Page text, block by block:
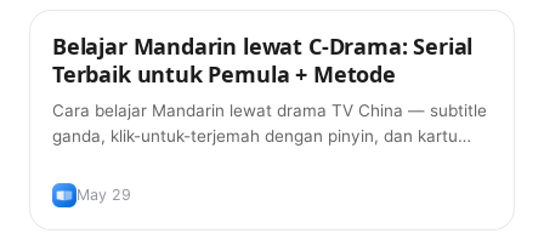
Metode Belajar
Belajar Mandarin lewat C-Drama: Serial
Terbaik untuk Pemula + Metode
Cara belajar Mandarin lewat drama TV China — subtitle
ganda, klik-untuk-terjemah dengan pinyin, dan kartu
metodenya.
May 29